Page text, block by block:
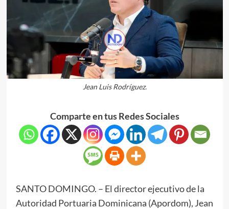
Jean Luis Rodríguez.
Comparte en tus Redes Sociales
SANTO DOMINGO. – El director ejecutivo de la
Autoridad Portuaria Dominicana (Apordom), Jean